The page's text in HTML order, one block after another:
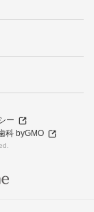
ー
科 byGMO